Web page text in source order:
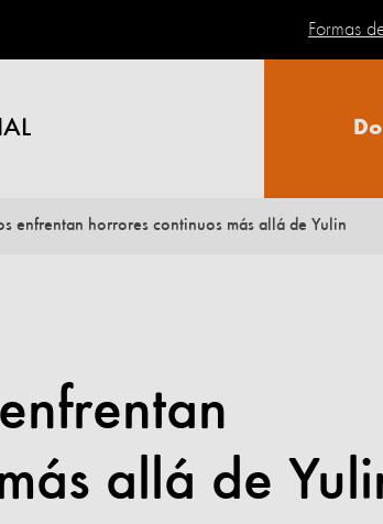
Formas
enfrentan horrores continuos más allá de Yulin
allá de